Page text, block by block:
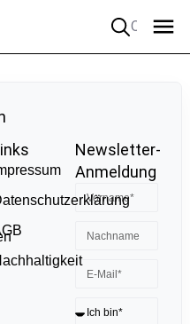
Newsletter-
Anmeldung